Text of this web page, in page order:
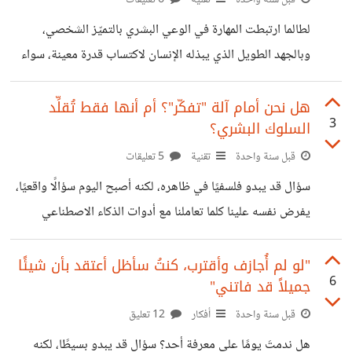
لطالما ارتبطت المهارة في الوعي البشري بالتميّز الشخصي،
وبالجهد الطويل الذي يبذله الإنسان لاكتساب قدرة معينة، سواء
كانت يدوية، معرفية، أو إبداعية. كانت المهارة عنوانًا على
التخصص، والدرايه، والتراكم الزمني الذي لا يُمكن اختصاره.
ولهذا، حافظت بعض المهارات على مكانتها عبر العصور، من
الحرف اليدوية، إلى الكتابة والتحليل، وصولًا إلى البرمجة
والتصميم في العصر الرقمي. لكن ظهور الذكاء الاصطناعي،
وبخاصة في صورته الحديثة التي تمثّلها النماذج اللغوية
فرد بغض النظر
3
هل نحن أمام آلة "تفكّر"؟ أم أنها فقط تُقلِّد
السلوك البشري؟
قبل سنة واحدة تقنية
سؤال قد يبدو فلسفيًا في ظاهره، لكنه أصبح اليوم سؤالًا واقعيًا،
يفرض نفسه علينا كلما تعاملنا مع أدوات الذكاء الاصطناعي
الجديدة. إذ لم تعد الآلة مجرد أداة تنفذ الأوامر، بل أصبحت طرفًا
في الحوار، تُجيب، تُحلل، تُقترح، وأحيانًا تُجادل وتبتكر. فما الذي
يحدث حقًا؟ هل دخلنا حقبة جديدة أصبحت فيها الآلة "تفكر"؟
أم أن ما نشهده مجرد تطور في التقليد، مُقنَّع بمظاهر الذكاء؟ ما
يُعرف اليوم بـ "النماذج اللغوية الضخمة" (LLMs) مثل
6
"لو لم أُجازف وأقترب، كنتُ سأظل أعتقد بأن شيئًا
جميلاً قد فاتني"
قبل سنة واحدة أفكار
هل ندمتَ يومًا على معرفة أحد؟ سؤال قد يبدو بسيطًا، لكنه